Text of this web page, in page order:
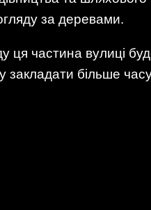
за деревами.
ця частина вулиці
більше